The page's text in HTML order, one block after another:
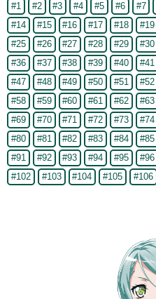
#1 #2 #3 #4 #5 #6 #7
#14
#15 #16 #17 #18 #19
#25
#26 #27 #28 #29 #30
#36
#37 #38 #39 #40 #41
#47
#48 #49 #50 #51 #52
#58
#59 #60 #61 #62 #63
#69
#70 #71 #72 #73 #74
#80
#81 #82 #83 #84 #85
#91
#92 #93 #94 #95 #96
#102
#103 #104 #105 #106